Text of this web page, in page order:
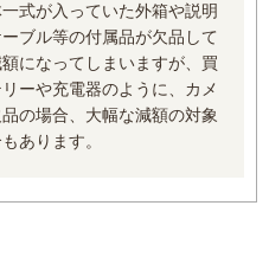
式が入っていた外箱や説明
ブル等の付属品が欠品して
になってしまいますが、買
ーや充電器のように、カメ
の場合、大幅な減額の対象
あります。